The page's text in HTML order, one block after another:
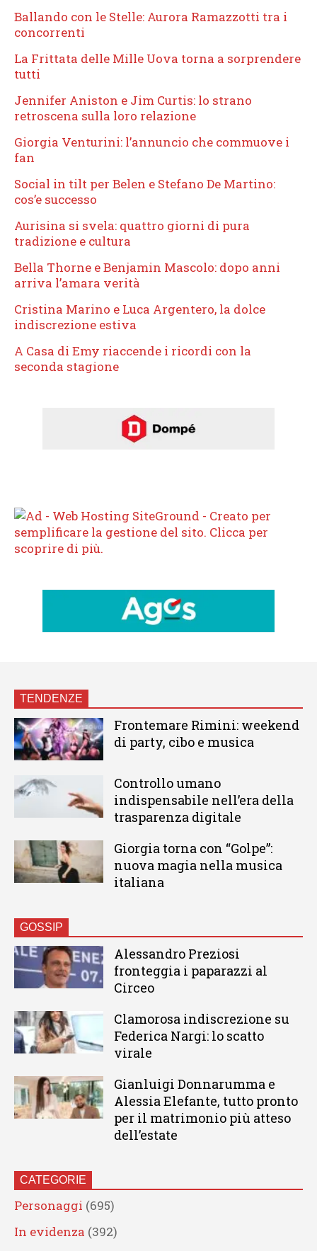
Ballando con le Stelle: Aurora Ramazzotti tra i
concorrenti
La Frittata delle Mille Uova torna a sorprendere
tutti
Jennifer Aniston e Jim Curtis: lo strano
retroscena sulla loro relazione
Giorgia Venturini: l’annuncio che commuove i
fan
Social in tilt per Belen e Stefano De Martino:
cos’e successo
Aurisina si svela: quattro giorni di pura
tradizione e cultura
Bella Thorne e Benjamin Mascolo: dopo anni
arriva l’amara verità
Cristina Marino e Luca Argentero, la dolce
indiscrezione estiva
A Casa di Emy riaccende i ricordi con la
seconda stagione
TENDENZE
Frontemare Rimini: weekend
di party, cibo e musica
Controllo umano
indispensabile nell’era della
trasparenza digitale
Giorgia torna con “Golpe”:
nuova magia nella musica
italiana
GOSSIP
Alessandro Preziosi
fronteggia i paparazzi al
Circeo
Clamorosa indiscrezione su
Federica Nargi: lo scatto
virale
Gianluigi Donnarumma e
Alessia Elefante, tutto pronto
per il matrimonio più atteso
dell’estate
CATEGORIE
Personaggi (695)
In evidenza (392)